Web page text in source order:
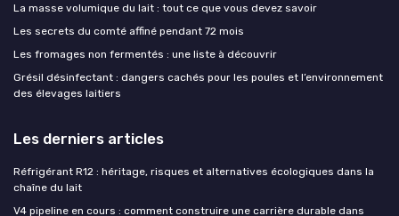
La masse volumique du lait : tout ce que vous devez savoir
Les secrets du comté affiné pendant 72 mois
Les fromages non fermentés : une liste à découvrir
Grésil désinfectant : dangers cachés pour les poules et l’environnement
des élevages laitiers
Les derniers articles
Réfrigérant R12 : héritage, risques et alternatives écologiques dans la
chaîne du lait
V4 pipeline en cours : comment construire une carrière durable dans